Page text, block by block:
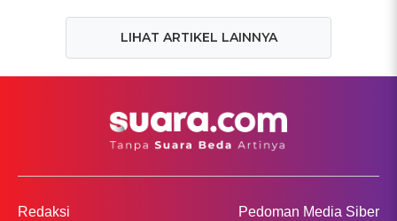
LIHAT ARTIKEL LAINNYA
Redaksi Pedoman Media Siber